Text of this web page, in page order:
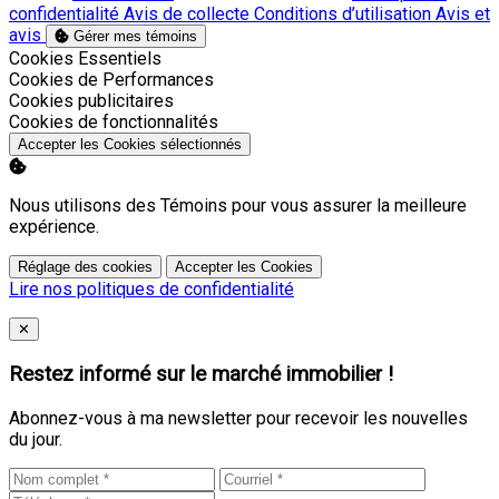
confidentialité Avis de collecte Conditions d’utilisation Avis et
avis
Gérer mes témoins
Activer
Cookies Essentiels
Activer
Cookies de Performances
Activer
Cookies publicitaires
Activer
Cookies de fonctionnalités
Accepter les Cookies sélectionnés
Nous utilisons des Témoins pour vous assurer la meilleure
expérience.
Réglage des cookies Accepter les Cookies
Lire nos politiques de confidentialité
Close
✕
Restez informé sur le marché immobilier !
Abonnez-vous à ma newsletter pour recevoir les nouvelles
du jour.